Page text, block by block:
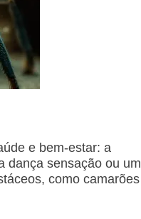
e bem-estar: a
dança sensação ou um
como camarões